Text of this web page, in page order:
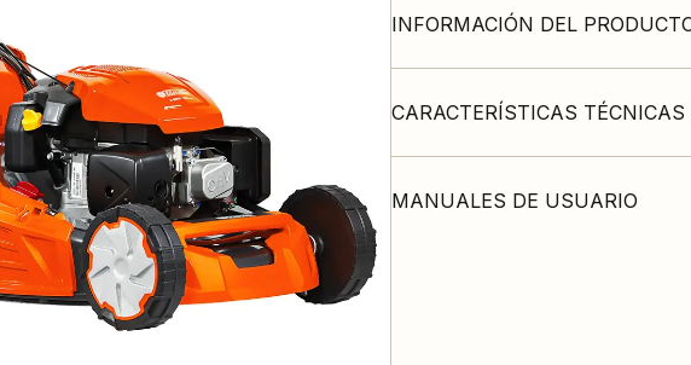
INFORMACIÓN DEL
CARACTERÍSTICAS TÉCNICAS
MANUALES DE USUARIO